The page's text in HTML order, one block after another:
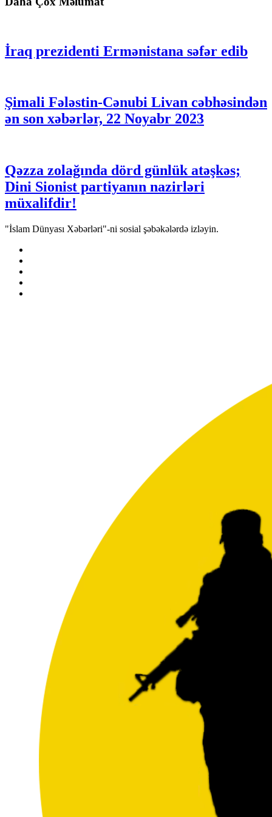
İraq prezidenti Ermənistana səfər edib
Şimali Fələstin-Cənubi Livan cəbhəsindən
ən son xəbərlər, 22 Noyabr 2023
Qəzza zolağında dörd günlük atəşkəs;
Dini Sionist partiyanın nazirləri
müxalifdir!
"İslam Dünyası Xəbərləri"-ni sosial şəbəkələrdə izləyin.